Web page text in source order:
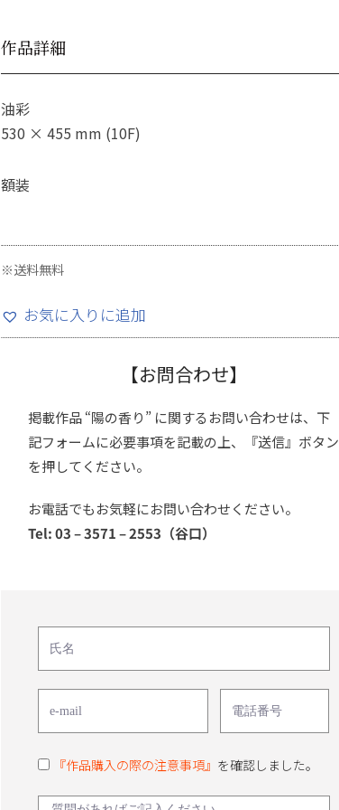
作品詳細
油彩
530 × 455 mm (10F)
額装
※送料無料
お気に入りに追加
【お問合わせ】
掲載作品 “陽の香り” に関するお問い合わせは、下
記フォームに必要事項を記載の上、『送信』ボタン
を押してください。
お電話でもお気軽にお問い合わせください。
Tel: 03 – 3571 – 2553（谷口）
『作品購入の際の注意事項』 を確認しました。